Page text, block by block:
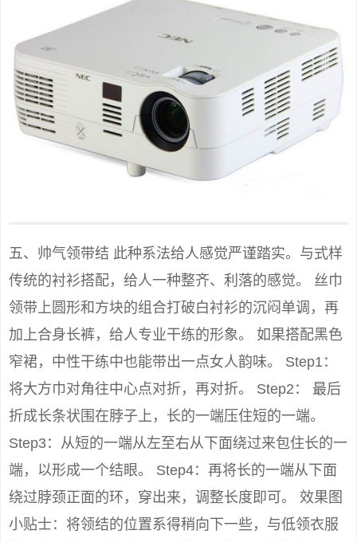
五、帅气领带结 此种系法给人感觉严谨踏实。与式样
传统的衬衫搭配，给人一种整齐、利落的感觉。 丝巾
领带上圆形和方块的组合打破白衬衫的沉闷单调，再
加上合身长裤，给人专业干练的形象。 如果搭配黑色
窄裙，中性干练中也能带出一点女人韵味。 Step1：
将大方巾对角往中心点对折，再对折。 Step2： 最后
折成长条状围在脖子上，长的一端压住短的一端。
Step3：从短的一端从左至右从下面绕过来包住长的一
端，以形成一个结眼。 Step4：再将长的一端从下面
绕过脖颈正面的环，穿出来，调整长度即可。 效果图
小贴士：将领结的位置系得稍向下一些，与低领衣服